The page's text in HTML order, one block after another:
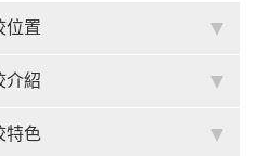
位置
介紹
特色